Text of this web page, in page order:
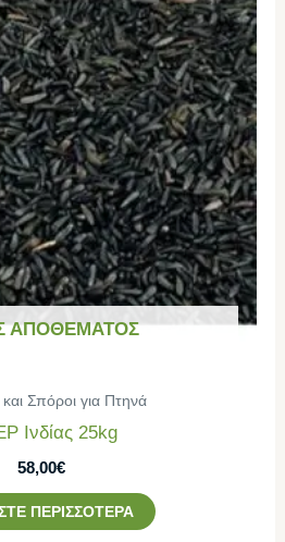
ΑΠΟΘΈΜΑΤΟΣ
Σπόροι για Πτηνά
Ινδίας 25kg
58,00€
ΠΕΡΙΣΣΌΤΕΡΑ